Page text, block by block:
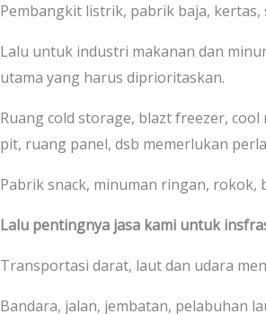
Pembangkit listrik, pabrik baja,
Lalu untuk industri makanan dan
utama yang harus diprioritaskan.
Ruang cold storage, blazt freezer,
pit, ruang panel, dsb memerlukan
Pabrik snack, minuman ringan, rokok,
Lalu pentingnya jasa kami untuk
Transportasi darat, laut dan udara
Bandara, jalan, jembatan, pelabuhan